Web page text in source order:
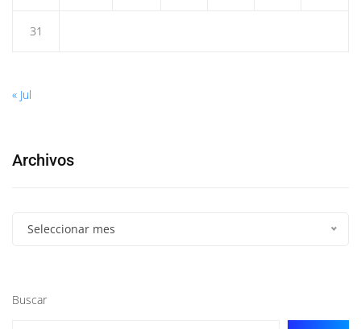
31
« Jul
Archivos
Seleccionar mes
Buscar